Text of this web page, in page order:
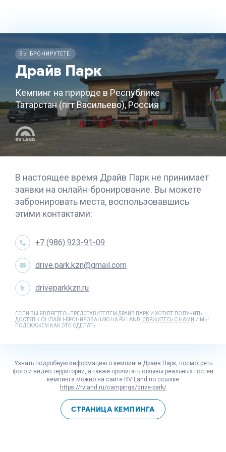
ВЫ БРОНИРУТЕТЕ:
Драйв Парк
Кемпинг на природе в Республике
Татарстан (пгт Васильево), Россия
В настоящее время Драйв Парк не принимает
заявки на онлайн-бронирование. Вы можете
забронировать места, воспользовавшись
этими контактами:
+7 (986) 923-91-09
drive.park.kzn@gmail.com
driveparkkzn.ru
ЕСЛИ ВЫ ЯВЛЯЕТЕСЬ ПРЕДСТАВИТЕЛЕМ ДРАЙВ ПАРК И ХОТИТЕ ПОЛУЧИТЬ
ДОСТУП К ОНЛАЙН-БРОНИРОВАНИЮ НА RV LAND, СВЯЖИТЕСЬ С НАМИ И МЫ
ПОДСКАЖЕМ КАК ЭТО СДЕЛАТЬ
Узнать подробную информацию о кемпинге Драйв Парк, посмотреть
фото и видео территории, а также прочитать отзывы реальных гостей
кемпинга можно на сайте RV Land по ссылке
https://rvland.ru/campings/drive-park/
СТРАНИЦА КЕМПИНГА